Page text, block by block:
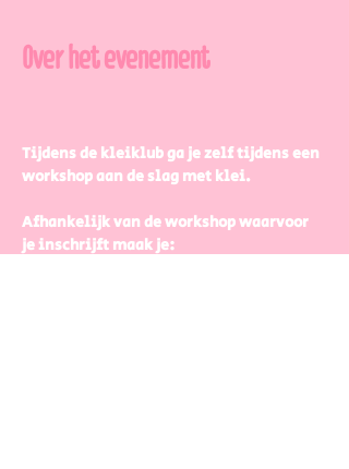
Over het evenement
Tijdens de kleiklub ga je zelf tijdens een
workshop aan de slag met klei.
Afhankelijk van de workshop waarvoor
je inschrijft maak je: